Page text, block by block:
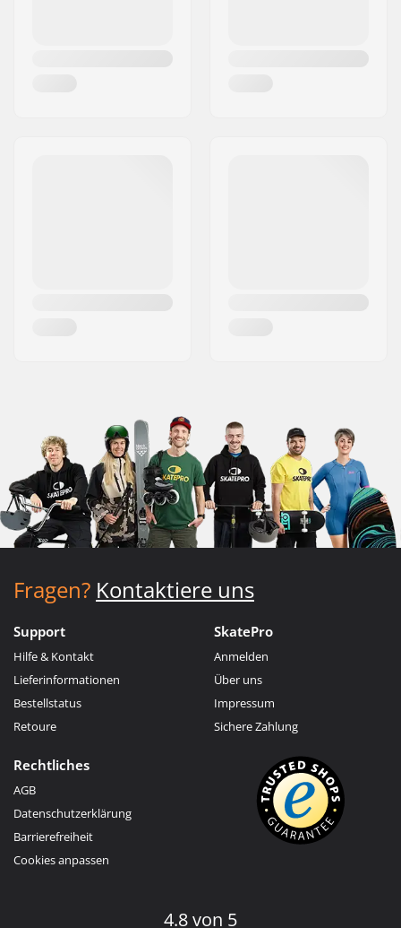
Fragen? Kontaktiere uns
Support
Hilfe & Kontakt
Lieferinformationen
Bestellstatus
Retoure
SkatePro
Anmelden
Über uns
Impressum
Sichere Zahlung
Rechtliches
AGB
Datenschutzerklärung
Barrierefreiheit
Cookies anpassen
4.8 von 5